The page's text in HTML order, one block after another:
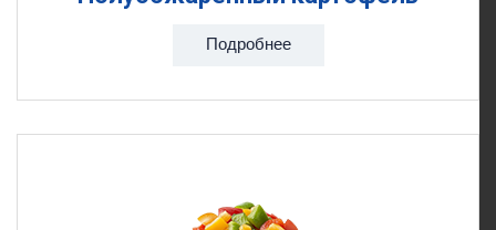
Подробнее